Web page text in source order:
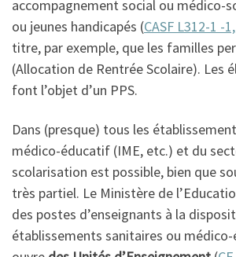
accompagnement social ou médico-
ou jeunes handicapés (CASF L312-1 -
titre, par exemple, que les familles
(Allocation de Rentrée Scolaire). Les
font l’objet d’un PPS.
Dans (presque) tous les
médico-éducatif (IME, etc.) et du
scolarisation est possible, bien que
très partiel. Le Ministère de
des postes d’enseignants à la
établissements sanitaires ou